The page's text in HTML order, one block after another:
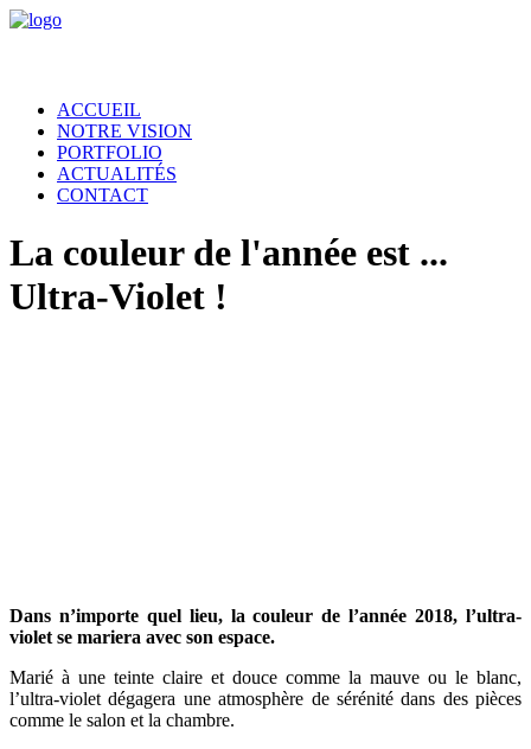
ACCUEIL
NOTRE VISION
PORTFOLIO
ACTUALITÉS
CONTACT
La couleur de l'année est ...
Ultra-Violet !
Dans n’importe quel lieu, la couleur de l’année 2018, l’ultra-
violet se mariera avec son espace.
Marié à une teinte claire et douce comme la mauve ou le blanc,
l’ultra-violet dégagera une atmosphère de sérénité dans des pièces
comme le salon et la chambre.